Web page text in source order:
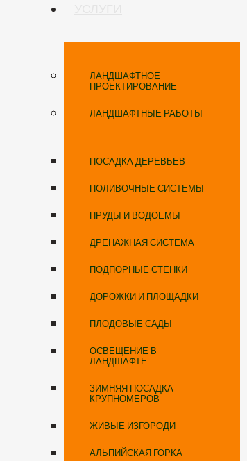
ЛАНДШАФТНОЕ
ПРОЕКТИРОВАНИЕ
ЛАНДШАФТНЫЕ РАБОТЫ
ПОСАДКА ДЕРЕВЬЕВ
ПОЛИВОЧНЫЕ СИСТЕМЫ
ПРУДЫ И ВОДОЕМЫ
ДРЕНАЖНАЯ СИСТЕМА
ПОДПОРНЫЕ СТЕНКИ
ДОРОЖКИ И ПЛОЩАДКИ
ПЛОДОВЫЕ САДЫ
ОСВЕЩЕНИЕ В
ЛАНДШАФТЕ
ЗИМНЯЯ ПОСАДКА
КРУПНОМЕРОВ
ЖИВЫЕ ИЗГОРОДИ
АЛЬПИЙСКАЯ ГОРКА